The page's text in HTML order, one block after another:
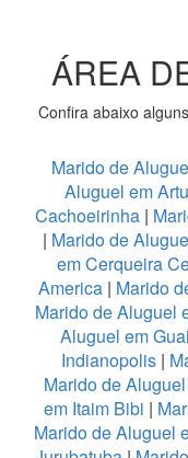
ÁREA
Confira abaixo
Marido de
Aluguel em
Cachoeirinha|
| Marido de
em Cerqueira
America | Marido
Marido de Aluguel
Aluguel em
Indianopolis|
Marido de
em Itaim Bibi |
Marido de Aluguel